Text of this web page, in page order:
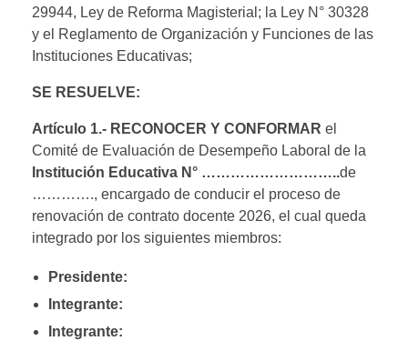
29944, Ley de Reforma Magisterial; la Ley N° 30328
y el Reglamento de Organización y Funciones de las
Instituciones Educativas;
SE RESUELVE:
Artículo 1.- RECONOCER Y CONFORMAR el
Comité de Evaluación de Desempeño Laboral de la
Institución Educativa N° ………………………..de
…………., encargado de conducir el proceso de
renovación de contrato docente 2026, el cual queda
integrado por los siguientes miembros:
Presidente:
Integrante:
Integrante: